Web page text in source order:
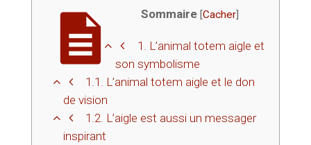
Sommaire [Cacher]
1. L’animal totem aigle et
son symbolisme
1.1. L’animal totem aigle et le don
de vision
1.2. L’aigle est aussi un messager
inspirant